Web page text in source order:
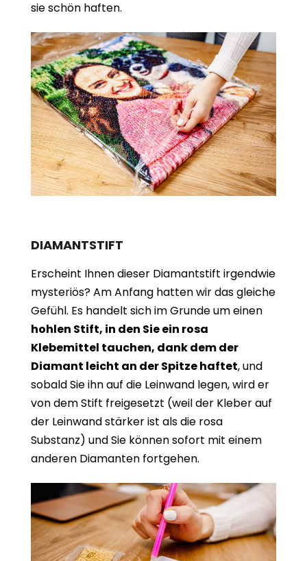
sie schön haften.
DIAMANTSTIFT
Erscheint Ihnen dieser Diamantstift irgendwie
mysteriös? Am Anfang hatten wir das gleiche
Gefühl. Es handelt sich im Grunde um einen
hohlen Stift, in den Sie ein rosa
Klebemittel tauchen, dank dem der
Diamant leicht an der Spitze haftet, und
sobald Sie ihn auf die Leinwand legen, wird er
von dem Stift freigesetzt (weil der Kleber auf
der Leinwand stärker ist als die rosa
Substanz) und Sie können sofort mit einem
anderen Diamanten fortgehen.